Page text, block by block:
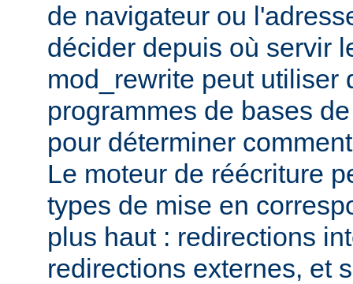
de navigateur ou
décider depuis où servir
mod_rewrite peut utiliser
programmes de bases
pour déterminer
Le moteur de réécriture
types de mise en
plus haut : redirections
redirections externes, et